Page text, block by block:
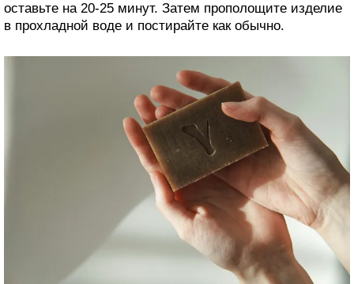
оставьте на 20-25 минут. Затем прополощите изделие
в прохладной воде и постирайте как обычно.